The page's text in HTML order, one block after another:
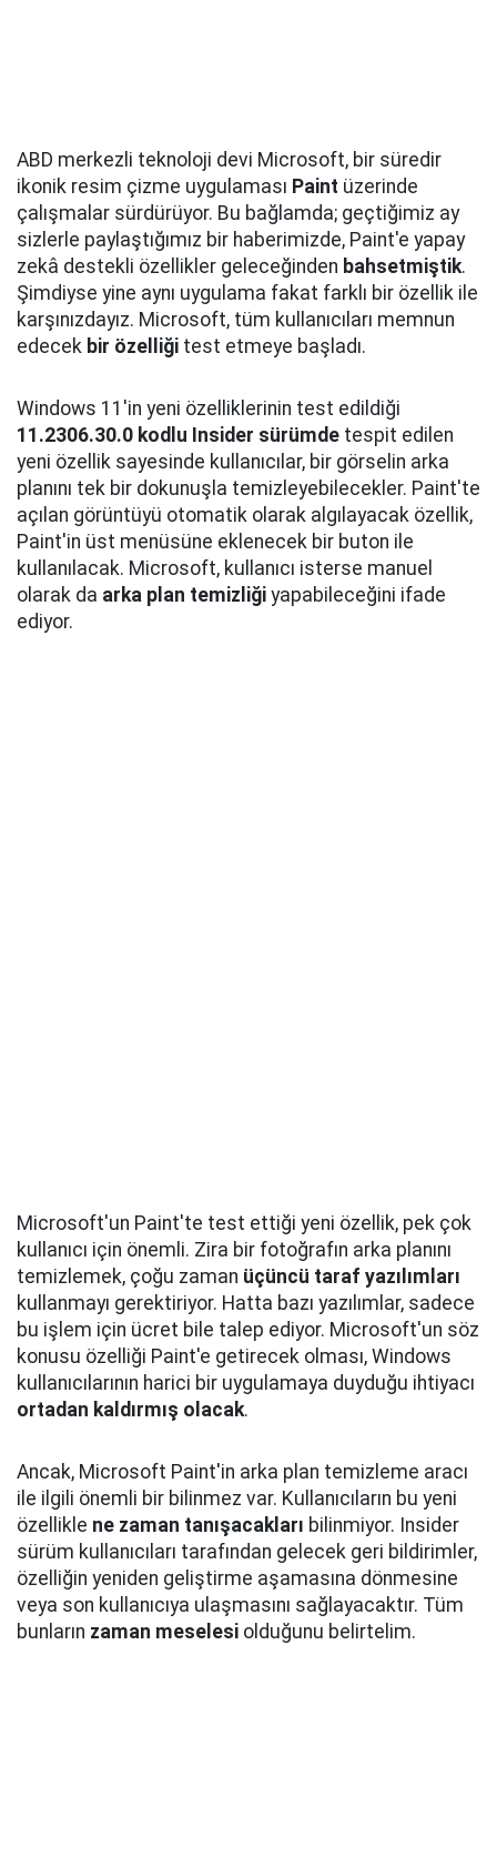
ABD merkezli teknoloji devi Microsoft, bir süredir
ikonik resim çizme uygulaması Paint üzerinde
çalışmalar sürdürüyor. Bu bağlamda; geçtiğimiz ay
sizlerle paylaştığımız bir haberimizde, Paint'e yapay
zekâ destekli özellikler geleceğinden bahsetmiştik.
Şimdiyse yine aynı uygulama fakat farklı bir özellik ile
karşınızdayız. Microsoft, tüm kullanıcıları memnun
edecek bir özelliği test etmeye başladı.
Windows 11'in yeni özelliklerinin test edildiği
11.2306.30.0 kodlu Insider sürümde tespit edilen
yeni özellik sayesinde kullanıcılar, bir görselin arka
planını tek bir dokunuşla temizleyebilecekler. Paint'te
açılan görüntüyü otomatik olarak algılayacak özellik,
Paint'in üst menüsüne eklenecek bir buton ile
kullanılacak. Microsoft, kullanıcı isterse manuel
olarak da arka plan temizliği yapabileceğini ifade
ediyor.
Microsoft'un Paint'te test ettiği yeni özellik, pek çok
kullanıcı için önemli. Zira bir fotoğrafın arka planını
temizlemek, çoğu zaman üçüncü taraf yazılımları
kullanmayı gerektiriyor. Hatta bazı yazılımlar, sadece
bu işlem için ücret bile talep ediyor. Microsoft'un söz
konusu özelliği Paint'e getirecek olması, Windows
kullanıcılarının harici bir uygulamaya duyduğu ihtiyacı
ortadan kaldırmış olacak.
Ancak, Microsoft Paint'in arka plan temizleme aracı
ile ilgili önemli bir bilinmez var. Kullanıcıların bu yeni
özellikle ne zaman tanışacakları bilinmiyor. Insider
sürüm kullanıcıları tarafından gelecek geri bildirimler,
özelliğin yeniden geliştirme aşamasına dönmesine
veya son kullanıcıya ulaşmasını sağlayacaktır. Tüm
bunların zaman meselesi olduğunu belirtelim.